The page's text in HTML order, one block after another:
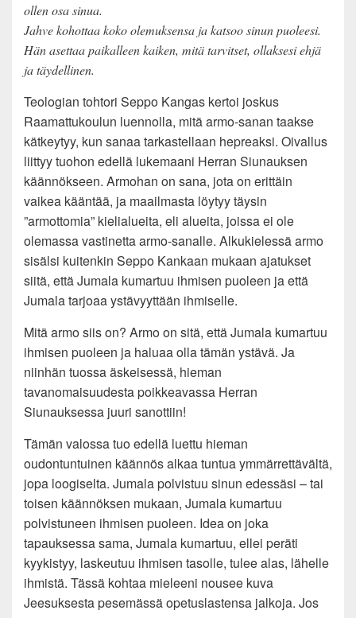
ollen osa sinua.
Jahve kohottaa koko olemuksensa ja katsoo sinun puoleesi.
Hän asettaa paikalleen kaiken, mitä tarvitset, ollaksesi ehjä
ja täydellinen.
Teologian tohtori Seppo Kangas kertoi joskus
Raamattukoulun luennolla, mitä armo-sanan taakse
kätkeytyy, kun sanaa tarkastellaan hepreaksi. Oivallus
liittyy tuohon edellä lukemaani Herran Siunauksen
käännökseen. Armohan on sana, jota on erittäin
vaikea kääntää, ja maailmasta löytyy täysin
”armottomia” kielialueita, eli alueita, joissa ei ole
olemassa vastinetta armo-sanalle. Alkukielessä armo
sisälsi kuitenkin Seppo Kankaan mukaan ajatukset
siitä, että Jumala kumartuu ihmisen puoleen ja että
Jumala tarjoaa ystävyyttään ihmiselle.
Mitä armo siis on? Armo on sitä, että Jumala kumartuu
ihmisen puoleen ja haluaa olla tämän ystävä. Ja
niinhän tuossa äskeisessä, hieman
tavanomaisuudesta poikkeavassa Herran
Siunauksessa juuri sanottiin!
Tämän valossa tuo edellä luettu hieman
oudontuntuinen käännös alkaa tuntua ymmärrettävältä,
jopa loogiselta. Jumala polvistuu sinun edessäsi – tai
toisen käännöksen mukaan, Jumala kumartuu
polvistuneen ihmisen puoleen. Idea on joka
tapauksessa sama, Jumala kumartuu, ellei peräti
kyykistyy, laskeutuu ihmisen tasolle, tulee alas, lähelle
ihmistä. Tässä kohtaa mieleeni nousee kuva
Jeesuksesta pesemässä opetuslastensa jalkoja. Jos